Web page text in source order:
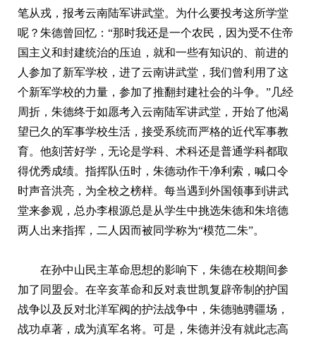
笔从戎，报考云南陆军讲武堂。为什么要投考这所学堂
呢？朱德曾回忆：“那时我还是一个农民，因为受不住帝
国主义和封建统治的压迫，就和一些有知识的、前进的
人参加了新军学校，进了云南讲武堂，我们曾利用了这
个新军学校的力量，参加了推翻封建社会的斗争。”几经
周折，朱德终于如愿考入云南陆军讲武堂，开始了他渴
望已久的军事学校生活，接受系统而严格的近代军事教
育。他刻苦好学，无论是学科、术科还是普通学科都取
得优秀成绩。指挥队伍时，朱德动作干净利索，喊口令
时声音洪亮，为全校之榜样。每当遇到外国领事到讲武
堂来参观，总办李根源总是从学生中挑选朱德和朱培德
两人出来指挥，二人因而被同学称为“模范二朱”。
在孙中山民主革命思想的影响下，朱德在校期间参
加了同盟会。在辛亥革命和反对袁世凯复辟帝制的护国
战争以及反对北洋军阀的护法战争中，朱德驰骋疆场，
战功卓著，成为滇军名将。可是，朱德并没有就此志高